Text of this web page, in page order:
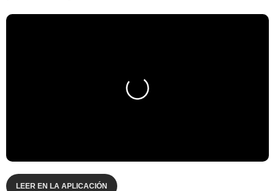
LEER EN LA APLICACIÓN